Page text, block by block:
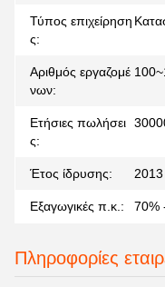
Τύπος επιχείρηση
ς:
Αριθμός εργαζομέ
νων:
Ετήσιες πωλήσει
ς:
Έτος ίδρυσης: 2013
Εξαγωγικές π.κ.: 70%
Πληροφορίες